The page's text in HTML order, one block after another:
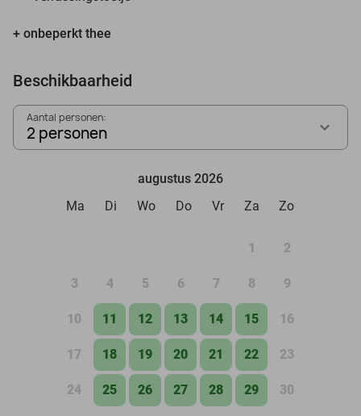
+ onbeperkt thee
Beschikbaarheid
Aantal personen:
2 personen
augustus 2026
Ma
Di Wo Do Vr Za Zo
1 2
3 4 5 6 7 8 9
10 11 12 13 14 15 16
17 18 19 20 21 22 23
24 25 26 27 28 29 30